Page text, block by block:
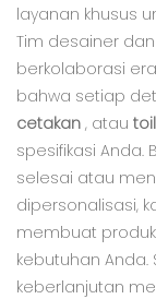
layanan khusus
Tim desainer
berkolaborasi
bahwa setiap
cetakan , atau
spesifikasi Anda.
selesai atau
dipersonalisasi,
membuat
kebutuhan
keberlanjutan